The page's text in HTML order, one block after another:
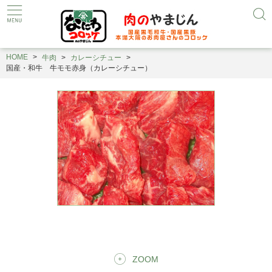
HOME 牛肉
カレーシチュー
国産・和牛 牛モモ赤身（カレーシチュー）
ZOOM